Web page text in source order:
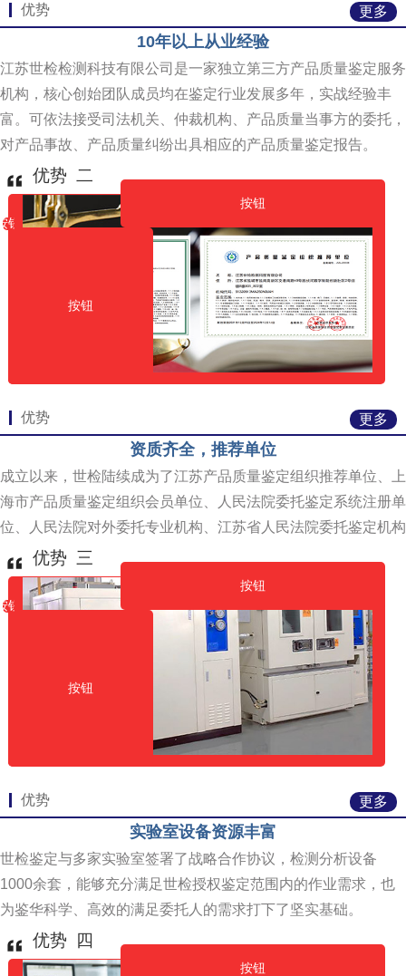
优势 更多
10年以上从业经验
江苏世检检测科技有限公司是一家独立第三方产品质量鉴定服务
机构，核心创始团队成员均在鉴定行业发展多年，实战经验丰
富。可依法接受司法机关、仲裁机构、产品质量当事方的委托，
对产品事故、产品质量纠纷出具相应的产品质量鉴定报告。
钮
优势 二
按钮
按钮
按钮
优势 更多
资质齐全，推荐单位
成立以来，世检陆续成为了江苏产品质量鉴定组织推荐单位、上
海市产品质量鉴定组织会员单位、人民法院委托鉴定系统注册单
位、人民法院对外委托专业机构、江苏省人民法院委托鉴定机构
钮
优势 三
按钮
按钮
按钮
优势 更多
实验室设备资源丰富
世检鉴定与多家实验室签署了战略合作协议，检测分析设备
1000余套，能够充分满足世检授权鉴定范围内的作业需求，也
为鉴华科学、高效的满足委托人的需求打下了坚实基础。
优势 四
按钮